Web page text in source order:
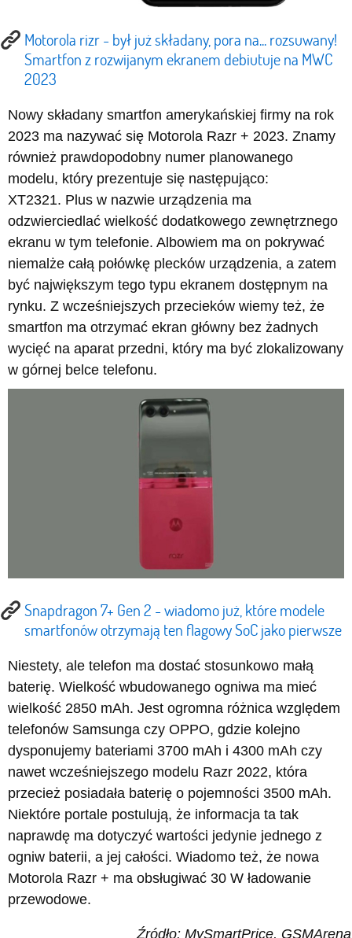
Motorola rizr - był już składany, pora na... rozsuwany!
Smartfon z rozwijanym ekranem debiutuje na MWC
2023
Nowy składany smartfon amerykańskiej firmy na rok
2023 ma nazywać się Motorola Razr + 2023. Znamy
również prawdopodobny numer planowanego
modelu, który prezentuje się następująco:
XT2321. Plus w nazwie urządzenia ma
odzwierciedlać wielkość dodatkowego zewnętrznego
ekranu w tym telefonie. Albowiem ma on pokrywać
niemalże całą połówkę plecków urządzenia, a zatem
być największym tego typu ekranem dostępnym na
rynku. Z wcześniejszych przecieków wiemy też, że
smartfon ma otrzymać ekran główny bez żadnych
wycięć na aparat przedni, który ma być zlokalizowany
w górnej belce telefonu.
Snapdragon 7+ Gen 2 - wiadomo już, które modele
smartfonów otrzymają ten flagowy SoC jako pierwsze
Niestety, ale telefon ma dostać stosunkowo małą
baterię. Wielkość wbudowanego ogniwa ma mieć
wielkość 2850 mAh. Jest ogromna różnica względem
telefonów Samsunga czy OPPO, gdzie kolejno
dysponujemy bateriami 3700 mAh i 4300 mAh czy
nawet wcześniejszego modelu Razr 2022, która
przecież posiadała baterię o pojemności 3500 mAh.
Niektóre portale postulują, że informacja ta tak
naprawdę ma dotyczyć wartości jedynie jednego z
ogniw baterii, a jej całości. Wiadomo też, że nowa
Motorola Razr + ma obsługiwać 30 W ładowanie
przewodowe.
Źródło: MySmartPrice, GSMArena